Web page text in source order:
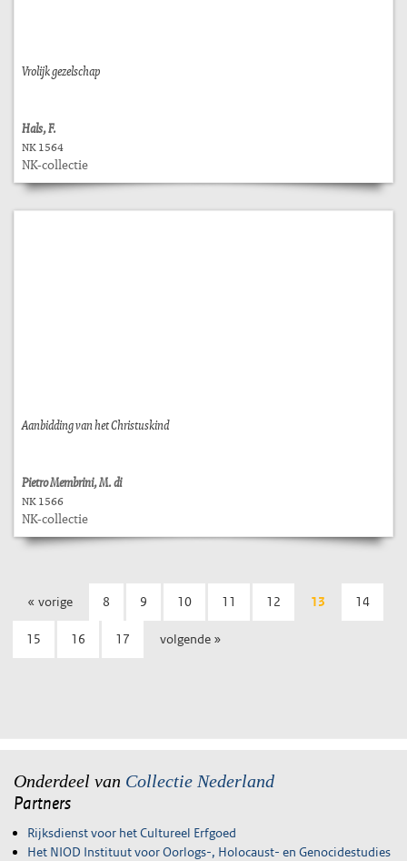
Vrolijk gezelschap
Hals, F.
NK 1564
NK-collectie
Aanbidding van het Christuskind
Pietro Membrini, M. di
NK 1566
NK-collectie
« vorige 8 9 10 11 12 13 14
15 16 17 volgende »
Onderdeel van Collectie Nederland
Partners
Rijksdienst voor het Cultureel Erfgoed
Het NIOD Instituut voor Oorlogs-, Holocaust- en Genocidestudies